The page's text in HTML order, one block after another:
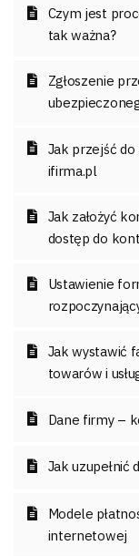
Czym jest
tak ważna?
Zgłoszenie
Jak przejść
ifirma.pl
Jak założyć
dostęp do
Ustawienie
Jak wystawić
towarów i
Dane firmy –
Jak uzupełnić
Modele
internetowej